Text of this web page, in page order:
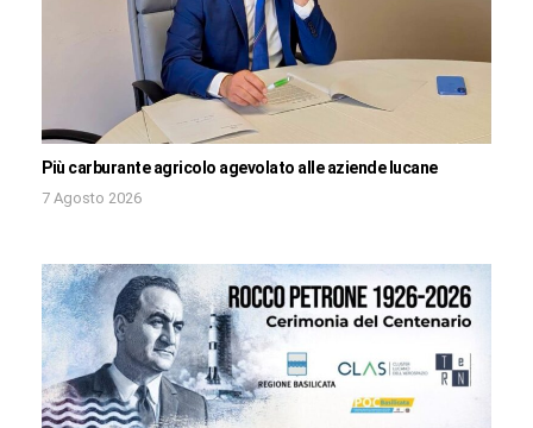
Più carburante agricolo agevolato alle aziende lucane
7 Agosto 2026